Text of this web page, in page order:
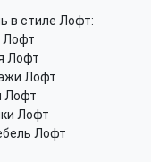
в стиле Лофт:
Лофт
Лофт
Лофт
Лофт
Лофт
Лофт